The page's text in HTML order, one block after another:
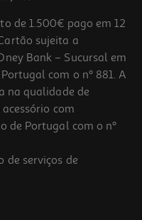
de 1.500€ pago em 12
sujeita a
Bank – Sucursal em
com o nº 881. A
na qualidade de
com
de Portugal com o nº
de serviços de